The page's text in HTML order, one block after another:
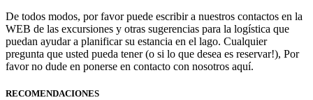
De todos modos, por favor puede escribir a nuestros contactos en la
WEB de las excursiones y otras sugerencias para la logística que
puedan ayudar a planificar su estancia en el lago. Cualquier
pregunta que usted pueda tener (o si lo que desea es reservar!), Por
favor no dude en ponerse en contacto con nosotros aquí.
RECOMENDACIONES